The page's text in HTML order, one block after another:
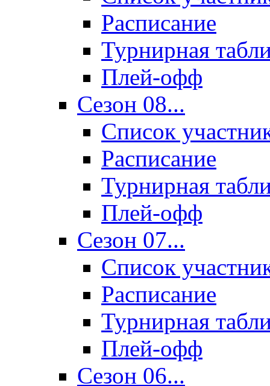
Расписание
Турнирная
Плей-офф
Сезон 08...
Список
Расписание
Турнирная
Плей-офф
Сезон 07...
Список
Расписание
Турнирная
Плей-офф
Сезон 06...